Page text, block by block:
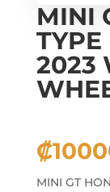
MINI
TYPE
2023
₡
MINI GT